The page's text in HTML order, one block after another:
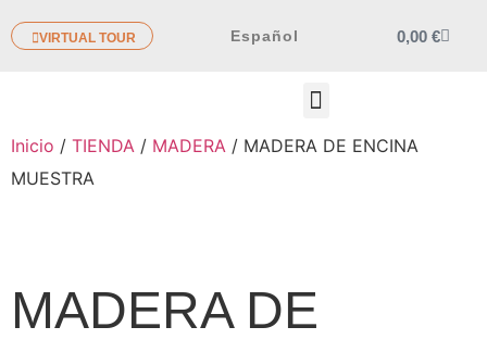
VIRTUAL TOUR Español 0,00 €
Inicio / TIENDA / MADERA / MADERA DE ENCINA
MUESTRA
MADERA DE